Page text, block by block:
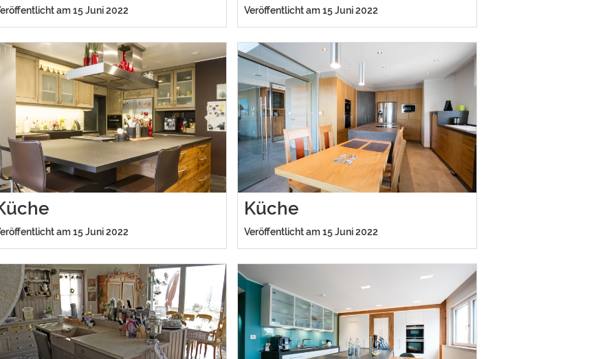
am 15 Juni 2022 Veröffentlicht am 15 Juni 2022
am 15 Juni 2022
Küche
Veröffentlicht am 15 Juni 2022